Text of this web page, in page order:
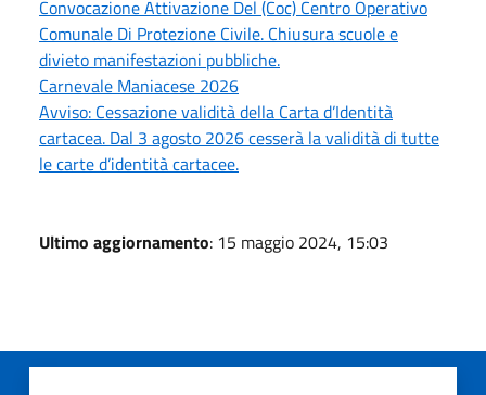
Convocazione Attivazione Del (Coc) Centro Operativo
Comunale Di Protezione Civile. Chiusura scuole e
divieto manifestazioni pubbliche.
Carnevale Maniacese 2026
Avviso: Cessazione validità della Carta d’Identità
cartacea. Dal 3 agosto 2026 cesserà la validità di tutte
le carte d’identità cartacee.
Ultimo aggiornamento: 15 maggio 2024, 15:03